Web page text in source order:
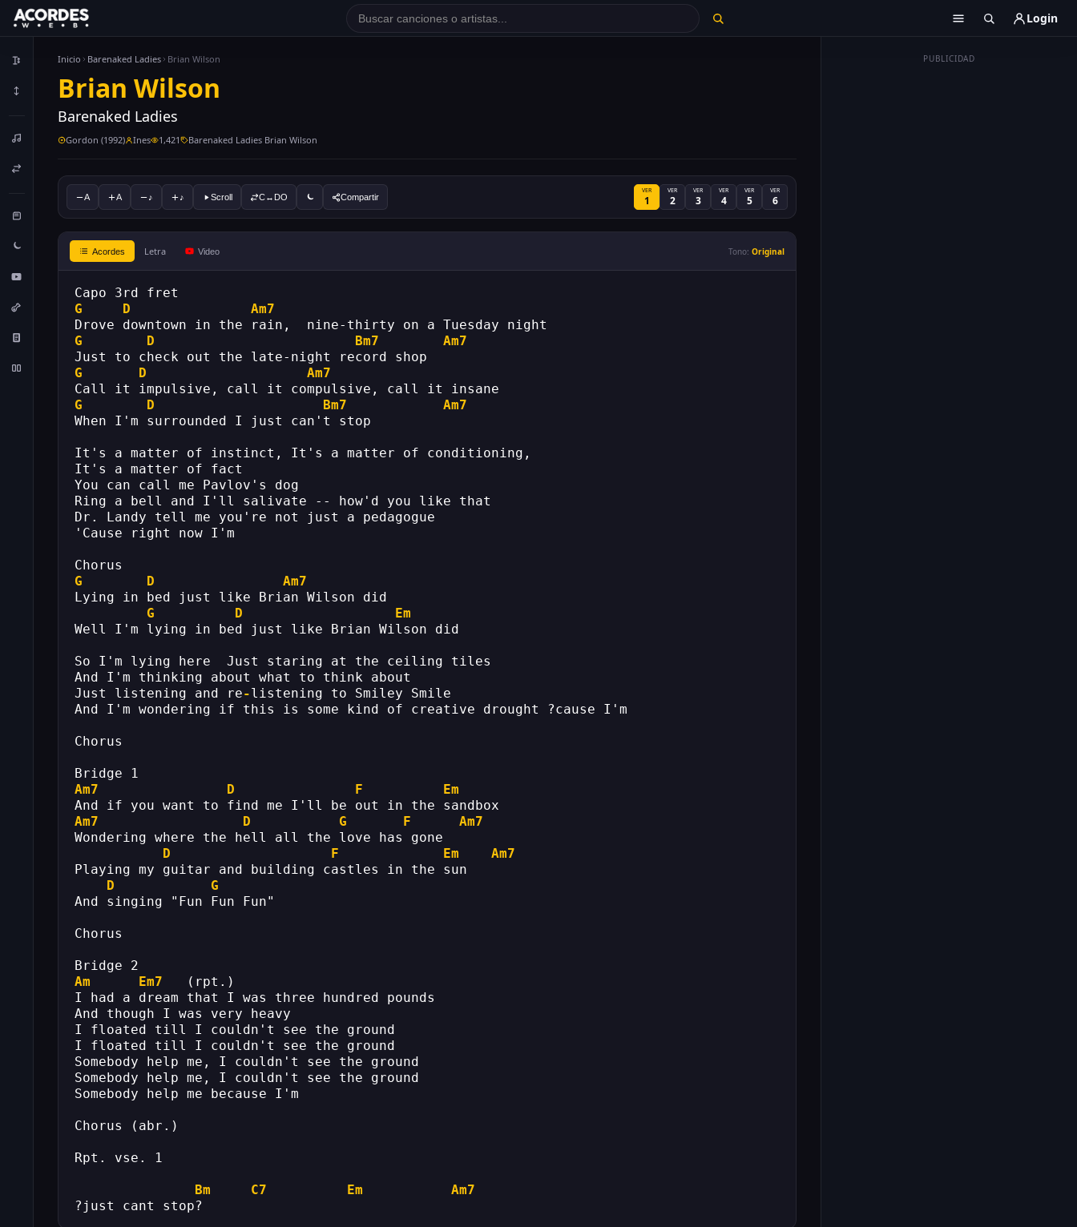
Login
PUBLICIDAD
Inicio Barenaked Ladies Brian Wilson
Brian Wilson
Barenaked Ladies
Gordon (1992) Ines 1,421 Barenaked Ladies Brian Wilson
A A ♪ ♪ Scroll C↔DO Compartir
VER
1
VER
2
VER
3
VER
4
VER
5
VER
6
Acordes Letra Video Tono: Original
Capo 3rd fret
G
D
Am7
Drove downtown in the rain,  nine-thirty on a Tuesday night
G
D Bm7
Am7
Just to check out the late-night record shop
G
D
Am7
Call it impulsive, call it compulsive, call it insane
G
D Bm7
Am7
When I'm surrounded I just can't stop
It's a matter of instinct, It's a matter of conditioning,
It's a matter of fact
You can call me Pavlov's dog
Ring a bell and I'll salivate -- how'd you like that
Dr. Landy tell me you're not just a pedagogue
'Cause right now I'm
Chorus
G
D
Am7
Lying in bed just like Brian Wilson did
G
D
Em
Well I'm lying in bed just like Brian Wilson did
So I'm lying here  Just staring at the ceiling tiles
And I'm thinking about what to think about
Just listening and re-listening to Smiley Smile
And I'm wondering if this is some kind of creative drought ?cause I'm
Chorus
Bridge 1
Am7
D F
Em
And if you want to find me I'll be out in the sandbox
Am7
D G F
Am7
Wondering where the hell all the love has gone
D
F Em
Am7
Playing my guitar and building castles in the sun
D
G
And singing "Fun Fun Fun"
Chorus
Bridge 2
Am
Em7 (rpt.)
I had a dream that I was three hundred pounds
And though I was very heavy
I floated till I couldn't see the ground
I floated till I couldn't see the ground
Somebody help me, I couldn't see the ground
Somebody help me, I couldn't see the ground
Somebody help me because I'm
Chorus (abr.)
Rpt. vse. 1
Bm C7 Em
Am7
?just cant stop?